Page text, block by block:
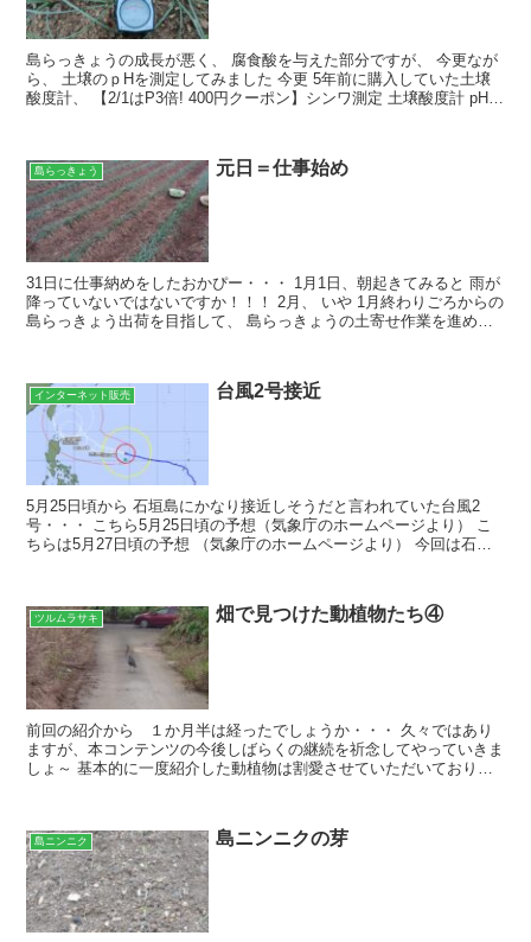
島らっきょうの成長が悪く、 腐食酸を与えた部分ですが、 今更なが
ら、 土壌のｐHを測定してみました 今更 5年前に購入していた土壌
酸度計、 【2/1はP3倍! 400円クーポン】シンワ測定 土壌酸度計 pH計
島らっきょう 元日＝仕事始め
31日に仕事納めをしたおかぴー・・・ 1月1日、朝起きてみると 雨が
降っていないではないですか！！！ 2月、 いや 1月終わりごろからの
島らっきょう出荷を目指して、 島らっきょうの土寄せ作業を進めて
インターネット販売 台風2号接近
5月25日頃から 石垣島にかなり接近しそうだと言われていた台風2
号・・・ こちら5月25日頃の予想（気象庁のホームページより） こ
ちらは5月27日頃の予想 （気象庁のホームページより） 今回は石垣
ツルムラサキ 畑で見つけた動植物たち④
前回の紹介から １か月半は経ったでしょうか・・・ 久々ではあり
ますが、本コンテンツの今後しばらくの継続を祈念してやっていきま
しょ～ 基本的に一度紹介した動植物は割愛させていただいておりま
島ニンニク 島ニンニクの芽